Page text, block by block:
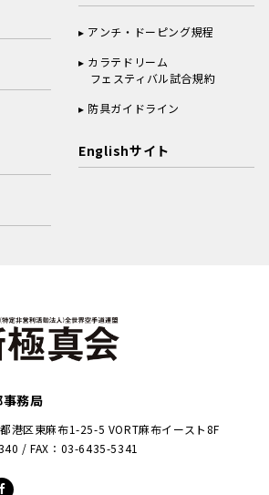
アンチ・ドーピング規程
カラテドリーム
フェスティバル試合規約
防具ガイドライン
Englishサイト
務局
港区東麻布1-25-5 VORT麻布イースト8F
/ FAX：03-6435-5341